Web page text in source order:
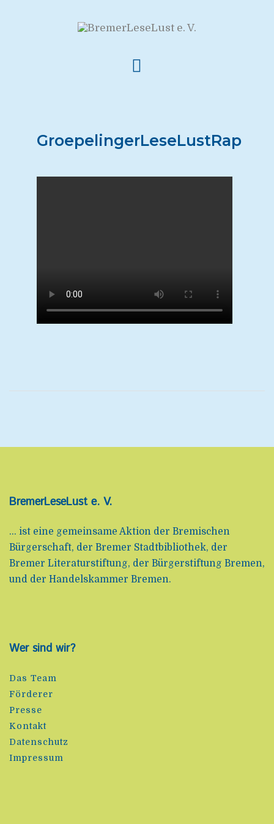
GroepelingerLeseLustRap
BremerLeseLust e. V.
... ist eine gemeinsame Aktion der Bremischen
Bürgerschaft, der Bremer Stadtbibliothek, der
Bremer Literaturstiftung, der Bürgerstiftung Bremen,
und der Handelskammer Bremen.
Wer sind wir?
Das Team
Förderer
Presse
Kontakt
Datenschutz
Impressum